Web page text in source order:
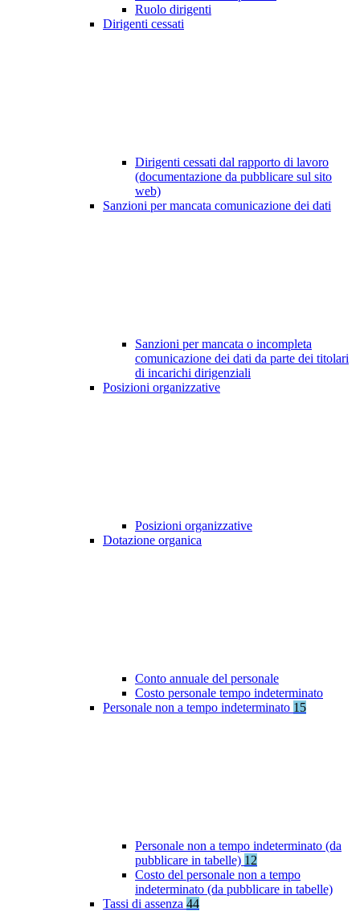
Ruolo dirigenti
Dirigenti cessati
Dirigenti cessati dal rapporto di lavoro
(documentazione da pubblicare sul sito
web)
Sanzioni per mancata comunicazione dei dati
Sanzioni per mancata o incompleta
comunicazione dei dati da parte dei titolari
di incarichi dirigenziali
Posizioni organizzative
Posizioni organizzative
Dotazione organica
Conto annuale del personale
Costo personale tempo indeterminato
Personale non a tempo indeterminato 15
Personale non a tempo indeterminato (da
pubblicare in tabelle) 12
Costo del personale non a tempo
indeterminato (da pubblicare in tabelle)
Tassi di assenza 44